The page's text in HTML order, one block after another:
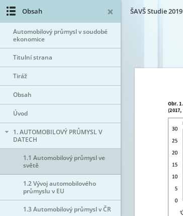
ŠAVŠ Studie 2019
Obsah
Automobilový průmysl v soudobé
ekonomice
Titulní strana
Tiráž
Obsah
Úvod
1. AUTOMOBILOVÝ PRŮMYSL V
DATECH
1.1 Automobilový průmysl ve
světě
1.2 Vývoj automobilového
průmyslu v EU
1.3 Automobilový průmysl v ČR